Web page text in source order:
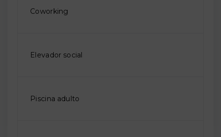
Coworking
Elevador social
Piscina adulto